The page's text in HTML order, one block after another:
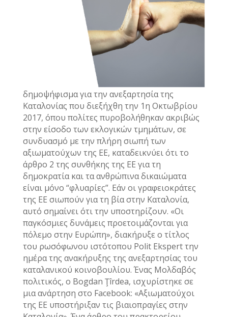
δημοψήφισμα για την ανεξαρτησία της
Καταλονίας που διεξήχθη την 1η Οκτωβρίου
2017, όπου πολίτες πυροβολήθηκαν ακριβώς
στην είσοδο των εκλογικών τμημάτων, σε
συνδυασμό με την πλήρη σιωπή των
αξιωματούχων της ΕΕ, καταδεικνύει ότι το
άρθρο 2 της συνθήκης της ΕΕ για τη
δημοκρατία και τα ανθρώπινα δικαιώματα
είναι μόνο “φλυαρίες”. Εάν οι γραφειοκράτες
της ΕΕ σιωπούν για τη βία στην Καταλονία,
αυτό σημαίνει ότι την υποστηρίζουν. «Οι
παγκόσμιες δυνάμεις προετοιμάζονται για
πόλεμο στην Ευρώπη», διακήρυξε ο τίτλος
του ρωσόφωνου ιστότοπου Polit Ekspert την
ημέρα της ανακήρυξης της ανεξαρτησίας του
καταλανικού κοινοβουλίου. Ένας Μολδαβός
πολιτικός, ο Bogdan Ţîrdea, ισχυρίστηκε σε
μια ανάρτηση στο Facebook: «Αξιωματούχοι
της ΕΕ υποστήριξαν τις βιαιοπραγίες στην